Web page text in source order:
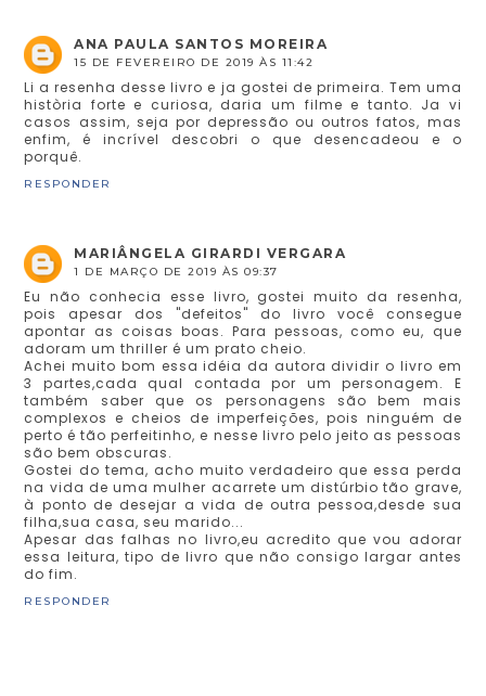
ANA PAULA SANTOS MOREIRA
15 DE FEVEREIRO DE 2019 ÀS 11:42
Li a resenha desse livro e ja gostei de primeira. Tem uma
història forte e curiosa, daria um filme e tanto. Ja vi
casos assim, seja por depressão ou outros fatos, mas
enfim, é incrível descobri o que desencadeou e o
porquê.
RESPONDER
MARIÂNGELA GIRARDI VERGARA
1 DE MARÇO DE 2019 ÀS 09:37
Eu não conhecia esse livro, gostei muito da resenha,
pois apesar dos "defeitos" do livro você consegue
apontar as coisas boas. Para pessoas, como eu, que
adoram um thriller é um prato cheio.
Achei muito bom essa idéia da autora dividir o livro em
3 partes,cada qual contada por um personagem. E
também saber que os personagens são bem mais
complexos e cheios de imperfeições, pois ninguém de
perto é tão perfeitinho, e nesse livro pelo jeito as pessoas
são bem obscuras.
Gostei do tema, acho muito verdadeiro que essa perda
na vida de uma mulher acarrete um distúrbio tão grave,
à ponto de desejar a vida de outra pessoa,desde sua
filha,sua casa, seu marido...
Apesar das falhas no livro,eu acredito que vou adorar
essa leitura, tipo de livro que não consigo largar antes
do fim.
RESPONDER